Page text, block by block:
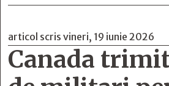
articol scris vineri, 19 iunie 2026
Canada